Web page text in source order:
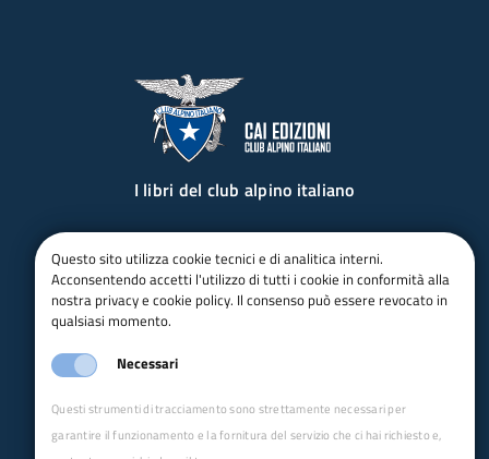
I libri del club alpino italiano
Tel.: 02 2057231
Via Petrella 19 - 20124 Milano (MI)
P.IVA 03654880156
Alpinismi CAI Edizioni
Questo sito utilizza cookie tecnici e di analitica interni.
Acconsentendo accetti l'utilizzo di tutti i cookie in conformità alla
nostra privacy e cookie policy. Il consenso può essere revocato in
qualsiasi momento.
Necessari
Questi strumenti di tracciamento sono strettamente necessari per
garantire il funzionamento e la fornitura del servizio che ci hai richiesto e,